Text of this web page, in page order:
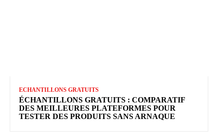
ECHANTILLONS GRATUITS
ÉCHANTILLONS GRATUITS : COMPARATIF
DES MEILLEURES PLATEFORMES POUR
TESTER DES PRODUITS SANS ARNAQUE